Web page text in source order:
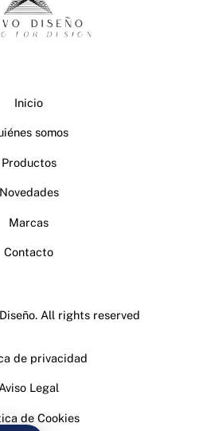
Top
Inicio
somos
Productos
Novedades
Marcas
Contacto
All rights reserved
de privacidad
Aviso Legal
de Cookies